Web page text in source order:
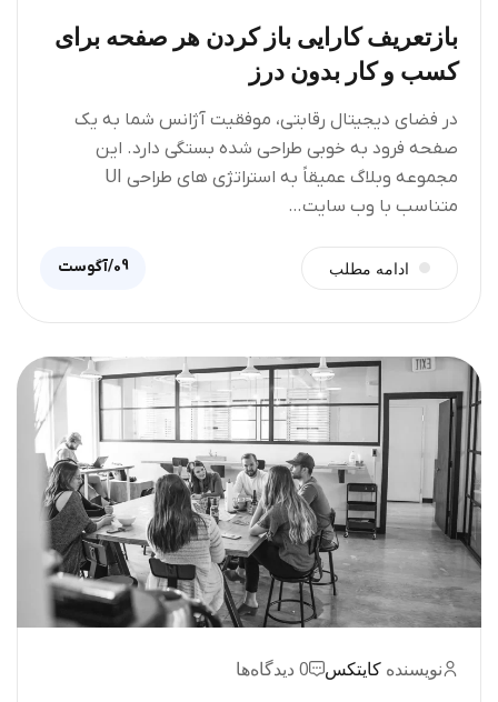
بازتعریف کارایی باز کردن هر صفحه برای
کسب و کار بدون درز
در فضای دیجیتال رقابتی، موفقیت آژانس شما به یک
صفحه فرود به خوبی طراحی شده بستگی دارد. این
مجموعه وبلاگ عمیقاً به استراتژی های طراحی UI
متناسب با وب سایت…
ادامه مطلب 09/آگوست
نویسنده کایتکس 0 دیدگاه‌ها